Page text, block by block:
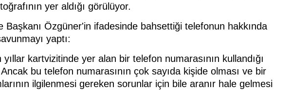
yer aldığı görülüyor.
Özgüner'in ifadesinde bahsettiği telefonun hakkında
yaptı:
kartvizitinde yer alan bir telefon numarasının kullandığı
bu telefon numarasının çok sayıda kişide olması ve bir
ilgilenmesi gereken sorunlar için bile aranır hale gelmesi